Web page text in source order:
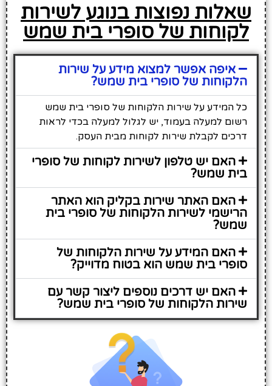
שאלות נפוצות בנוגע לשירות
לקוחות של סופרי בית שמש
איפה אפשר למצוא מידע על שירות
הלקוחות של סופרי בית שמש?
כל המידע על שירות הלקוחות של סופרי בית שמש
רשום למעלה בעמוד, יש לגלול למעלה בכדי לראות
דרכים לקבלת שירות לקוחות מבית העסק.
האם יש טלפון לשירות לקוחות של סופרי
בית שמש?
האם האתר שירות בקליק הוא האתר
הרישמי לשירות הלקוחות של סופרי בית
שמש?
האם המידע על שירות הלקוחות של
סופרי בית שמש הוא בטוח מדוייק?
האם יש דרכים נוספים ליצור קשר עם
שירות הלקוחות של סופרי בית שמש?